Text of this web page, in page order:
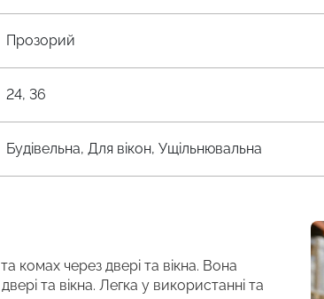
Прозорий
24, 36
Будівельна, Для вікон, Ущільнювальна
комах через двері та вікна. Вона
та вікна. Легка у використанні та